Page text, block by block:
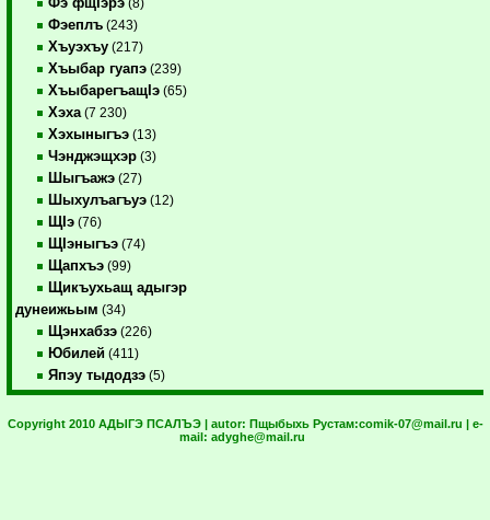
(8)
Фэеплъ (243)
Хъуэхъу (217)
Хъыбар гуапэ (239)
ХъыбарегъащIэ (65)
Хэха (7 230)
Хэхыныгъэ (13)
Чэнджэщхэр (3)
Шыгъажэ (27)
Шыхулъагъуэ (12)
ЩIэ (76)
ЩIэныгъэ (74)
Щапхъэ (99)
Щикъухьащ адыгэр
дунеижьым (34)
Щэнхабзэ (226)
Юбилей (411)
Япэу тыдодзэ (5)
Copyright 2010 АДЫГЭ ПСАЛЪЭ | autor: Пщыбыхь Рустам:comik-07@mail.ru | e-
mail: adyghe@mail.ru